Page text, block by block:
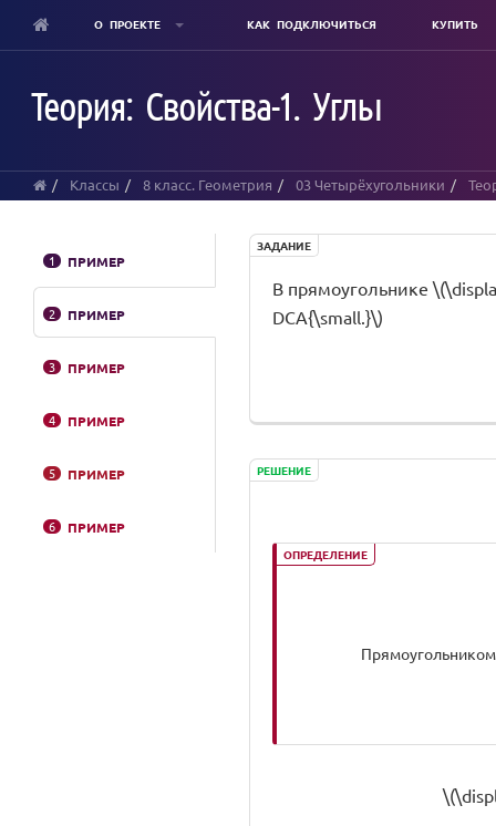
content
О ПРОЕКТЕ КАК ПОДКЛЮЧИТЬСЯ КУПИТЬ
Теория: Свойства-1. Углы
Классы 8 класс. Геометрия 03 Четырёхугольники
1 ПРИМЕР
2 ПРИМЕР
3 ПРИМЕР
4 ПРИМЕР
5 ПРИМЕР
6 ПРИМЕР
ЗАДАНИЕ
В прямоугольнике
DCA{\small.}\)
РЕШЕНИЕ
ОПРЕДЕЛЕНИЕ